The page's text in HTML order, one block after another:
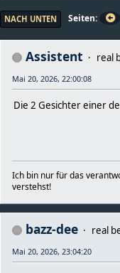
NACH UNTEN Seiten
Assistent
real
Mai 20, 2026, 22:00:08
Die 2 Gesichter einer
Ich bin nur für das
verstehst!
bazz-dee
real
Mai 20, 2026, 23:04:20